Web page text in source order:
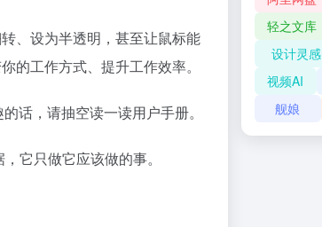
、设为半透明，甚至让鼠标能
的工作方式、提升工作效率。
话，请抽空读一读用户手册。
它只做它应该做的事。
轻之文库
设计灵感
视频AI
舰娘